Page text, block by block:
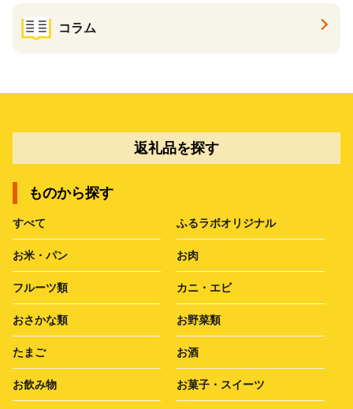
コラム
返礼品を探す
ものから探す
すべて ふるラボオリジナル
お米・パン お肉
フルーツ類 カニ・エビ
おさかな類 お野菜類
たまご お酒
お飲み物 お菓子・スイーツ